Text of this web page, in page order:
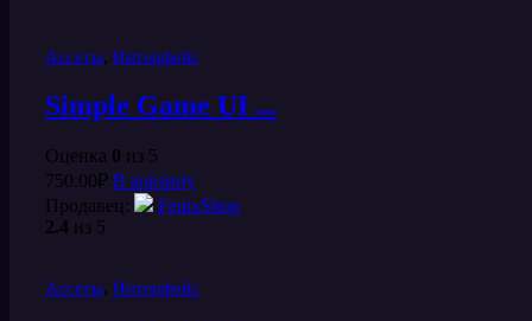
Ассеты, Интерфейс
Simple Game UI ...
Оценка 0 из 5
750.00₽ В корзину
Продавец:
FenixShop
2.4 из 5
Ассеты, Интерфейс